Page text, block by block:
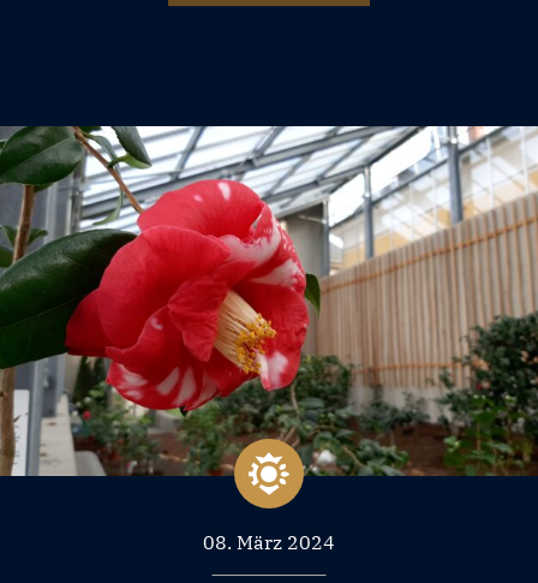
08. März 2024